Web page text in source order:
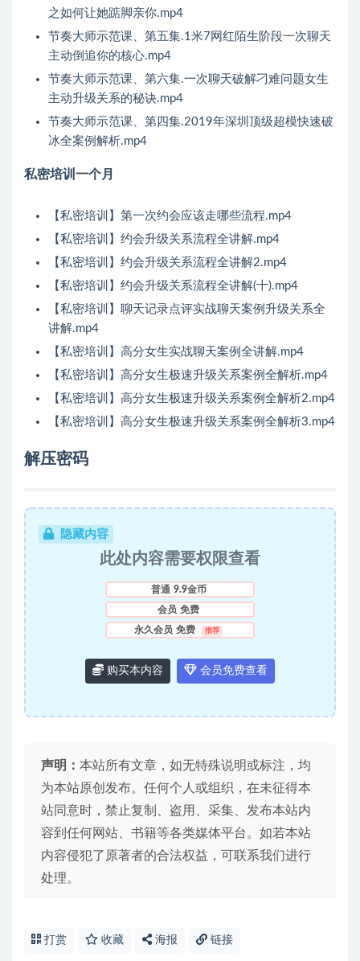
之如何让她踮脚亲你.mp4
节奏大师示范课、第五集.1米7网红陌生阶段一次聊天
主动倒追你的核心.mp4
节奏大师示范课、第六集.一次聊天破解刁难问题女生
主动升级关系的秘诀.mp4
节奏大师示范课、第四集.2019年深圳顶级超模快速破
冰全案例解析.mp4
私密培训一个月
【私密培训】第一次约会应该走哪些流程.mp4
【私密培训】约会升级关系流程全讲解.mp4
【私密培训】约会升级关系流程全讲解2.mp4
【私密培训】约会升级关系流程全讲解(十).mp4
【私密培训】聊天记录点评实战聊天案例升级关系全
讲解.mp4
【私密培训】高分女生实战聊天案例全讲解.mp4
【私密培训】高分女生极速升级关系案例全解析.mp4
【私密培训】高分女生极速升级关系案例全解析2.mp4
【私密培训】高分女生极速升级关系案例全解析3.mp4
解压密码
隐藏内容
此处内容需要权限查看
普通 9.9金币
会员 免费
永久会员 免费 推荐
购买本内容 会员免费查看
声明： 本站所有文章，如无特殊说明或标注，均
为本站原创发布。任何个人或组织，在未征得本
站同意时，禁止复制、盗用、采集、发布本站内
容到任何网站、书籍等各类媒体平台。如若本站
内容侵犯了原著者的合法权益，可联系我们进行
处理。
打赏 收藏 海报 链接